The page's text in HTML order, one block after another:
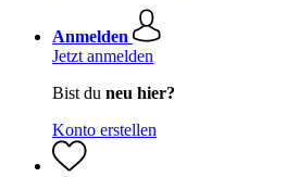
Anmelden
Jetzt anmelden
Bist du neu hier?
Konto erstellen